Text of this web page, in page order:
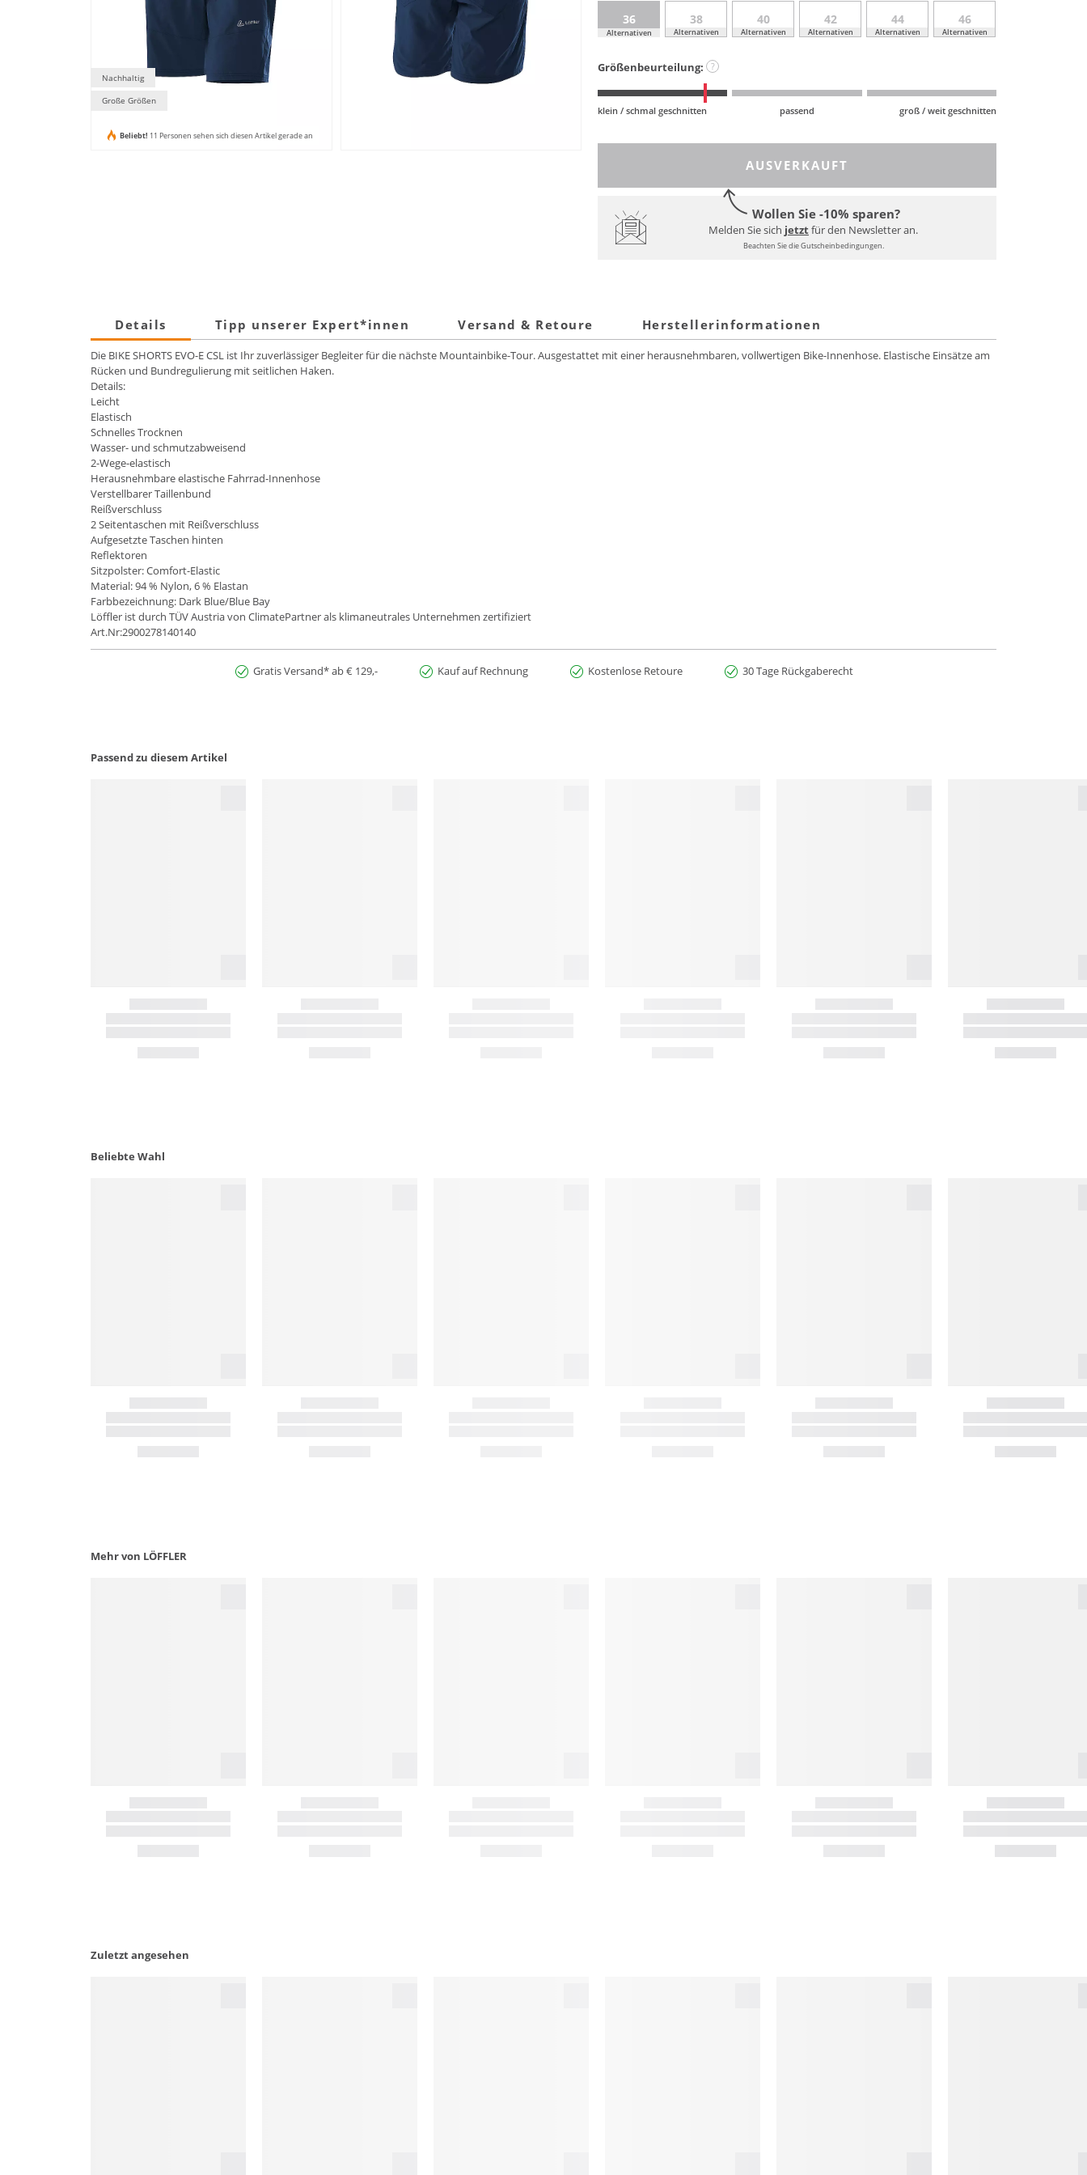
Nachhaltig
Große Größen
Beliebt! 11 Personen sehen sich diesen Artikel gerade an
36
Alternativen
38
Alternativen
40
Alternativen
42
Alternativen
44
Alternativen
46
Alternativen
Größenbeurteilung: ?
klein / schmal geschnitten passend groß / weit geschnitten
AUSVERKAUFT
Wollen Sie -10% sparen?
Melden Sie sich jetztfür den Newsletter an.
Beachten Sie die Gutscheinbedingungen.
Details Tipp unserer Expert*innen Versand & Retoure Herstellerinformationen
Die BIKE SHORTS EVO-E CSL ist Ihr zuverlässiger Begleiter für die nächste Mountainbike-Tour. Ausgestattet mit einer herausnehmbaren, vollwertigen Bike-Innenhose. Elastische Einsätze am
Rücken und Bundregulierung mit seitlichen Haken.
Details:
Leicht
Elastisch
Schnelles Trocknen
Wasser- und schmutzabweisend
2-Wege-elastisch
Herausnehmbare elastische Fahrrad-Innenhose
Verstellbarer Taillenbund
Reißverschluss
2 Seitentaschen mit Reißverschluss
Aufgesetzte Taschen hinten
Reflektoren
Sitzpolster: Comfort-Elastic
Material: 94 % Nylon, 6 % Elastan
Farbbezeichnung: Dark Blue/Blue Bay
Löffler ist durch TÜV Austria von ClimatePartner als klimaneutrales Unternehmen zertifiziert
Art.Nr:2900278140140
Gratis Versand* ab € 129,- Kauf auf Rechnung Kostenlose Retoure 30 Tage Rückgaberecht
Passend zu diesem Artikel
Beliebte Wahl
Mehr von LÖFFLER
Zuletzt angesehen